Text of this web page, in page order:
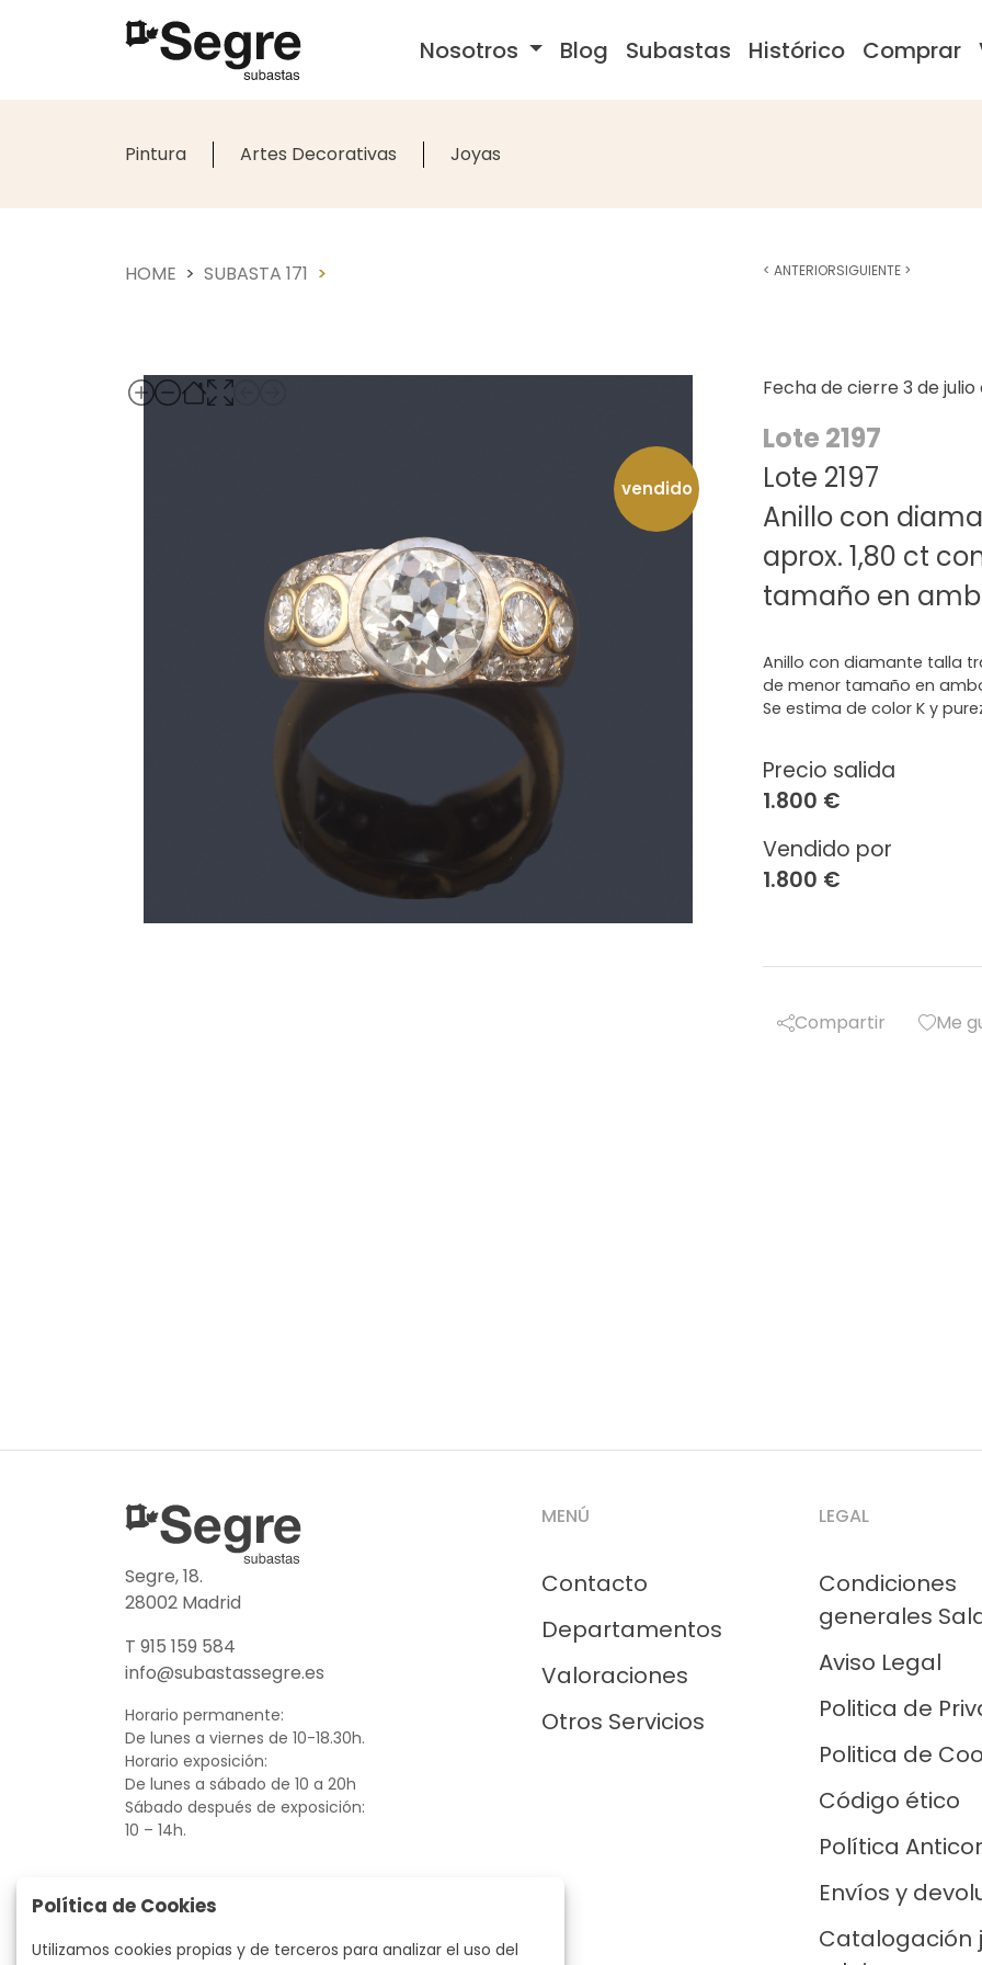
Nosotros Blog Subastas Histórico Comprar
Pintura Artes Decorativas Joyas
HOME SUBASTA 171
Fecha de cierre 3 de
Lote 2197
Lote 2197
Anillo con
aprox. 1,80 ct
tamaño en
vendido
Precio salida
1.800 €
Vendido por
1.800 €
Anillo con diamante talla
de menor tamaño en
Se estima de color K y
Compartir Me
< ANTERIORSIGUIENTE >
Segre, 18.
28002 Madrid
T 915 159 584
info@subastassegre.es
Horario permanente:
De lunes a viernes de 10-18.30h.
Horario exposición:
De lunes a sábado de 10 a 20h
Sábado después de exposición:
10 – 14h.
MENÚ
Contacto
Departamentos
Valoraciones
Otros Servicios
LEGAL
Condiciones
generales
Aviso Legal
Politica de
Politica de
Código ético
Política
Envíos y
Catalogación
Política de Cookies
Utilizamos cookies propias y de terceros para analizar el uso del